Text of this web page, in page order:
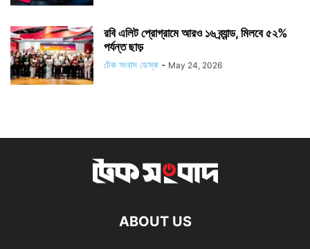
রবি এলিট প্রোগ্রামে আরও ১৬ ব্র্যান্ড, মিলবে ৫২%
পর্যন্ত ছাড়
টেক সংবাদ ডেস্ক - May 24, 2026
ABOUT US